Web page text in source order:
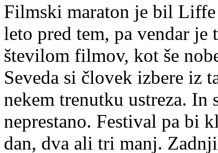
Filmski maraton je bil Liffe
leto pred tem, pa vendar
številom filmov, kot še
Seveda si človek izbere iz
nekem trenutku ustreza.
neprestano. Festival pa bi
dan, dva ali tri manj.